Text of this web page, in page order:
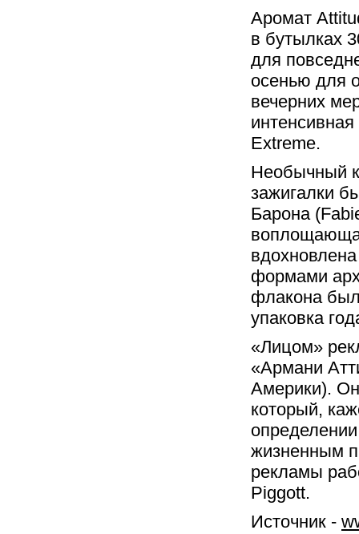
Аромат
в бутылках
для
осенью для
вечерних
Extreme.
Необычный
зажигалки
Барона
формами
флакона
упаковка
«Лицом»
«Армани
Америки).
который,
жизненным
рекламы
Piggott.
Источник -